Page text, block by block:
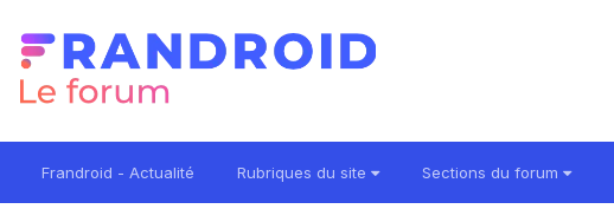
Frandroid - Actualité Rubriques du site Sections du forum